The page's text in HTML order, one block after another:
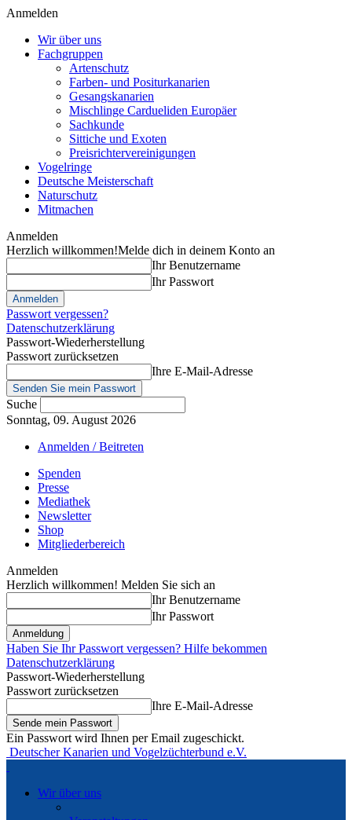
Anmelden
Wir über uns
Fachgruppen
Artenschutz
Farben- und Positurkanarien
Gesangskanarien
Mischlinge Cardueliden Europäer
Sachkunde
Sittiche und Exoten
Preisrichtervereinigungen
Vogelringe
Deutsche Meisterschaft
Naturschutz
Mitmachen
Anmelden
Herzlich willkommen!Melde dich in deinem Konto an
Ihr Benutzername
Ihr Passwort
Passwort vergessen?
Datenschutzerklärung
Passwort-Wiederherstellung
Passwort zurücksetzen
Ihre E-Mail-Adresse
Suche
Sonntag, 09. August 2026
Anmelden / Beitreten
Spenden
Presse
Mediathek
Newsletter
Shop
Mitgliederbereich
Anmelden
Herzlich willkommen! Melden Sie sich an
Ihr Benutzername
Ihr Passwort
Haben Sie Ihr Passwort vergessen? Hilfe bekommen
Datenschutzerklärung
Passwort-Wiederherstellung
Passwort zurücksetzen
Ihre E-Mail-Adresse
Ein Passwort wird Ihnen per Email zugeschickt.
Deutscher Kanarien und Vogelzüchterbund e.V.
Wir über uns